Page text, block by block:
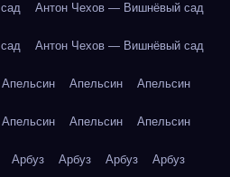
Антон Чехов — Вишнёвый сад
Антон Чехов — Вишнёвый сад
Апельсин Апельсин Апельсин
Апельсин Апельсин Апельсин
Арбуз Арбуз Арбуз Арбуз